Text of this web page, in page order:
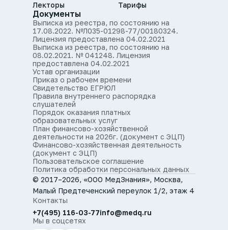
Лекторы
Тарифы
Документы
Выписка из реестра, по состоянию на
17.08.2022. №Л035-01298-77/00180324.
Лицензия предоставлена 04.02.2021
Выписка из реестра, по состоянию на
08.02.2021. № 041248. Лицензия
предоставлена 04.02.2021
Устав организации
Приказ о рабочем времени
Свидетельство ЕГРЮЛ
Правила внутреннего распорядка
слушателей
Порядок оказания платных
образовательных услуг
План финансово-хозяйственной
деятельности на 2026г. (документ с ЭЦП)
Финансово-хозяйственная деятельность
(документ с ЭЦП)
Пользовательское соглашение
Политика обработки персональных данных
© 2017–2026, «ООО МедЗнания», Москва,
Малый Предтеченский переулок 1/2, этаж 4
Контакты
+7(495) 116-03-77info@medq.ru
Мы в соцсетях